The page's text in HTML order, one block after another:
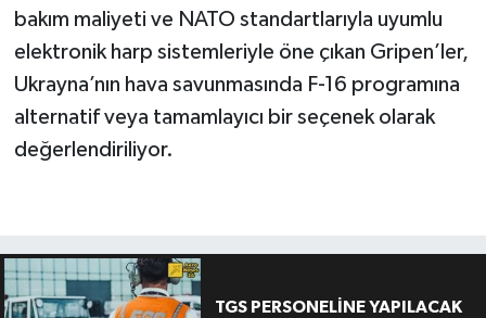
bakım maliyeti ve NATO standartlarıyla uyumlu
elektronik harp sistemleriyle öne çıkan Gripen’ler,
Ukrayna’nın hava savunmasında F-16 programına
alternatif veya tamamlayıcı bir seçenek olarak
değerlendiriliyor.
TGS PERSONELİNE YAPILACAK